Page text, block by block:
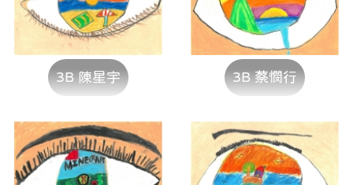
3B 陳星宇 3B 蔡憫行